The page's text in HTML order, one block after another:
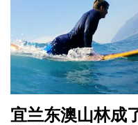
宜兰东澳山林成